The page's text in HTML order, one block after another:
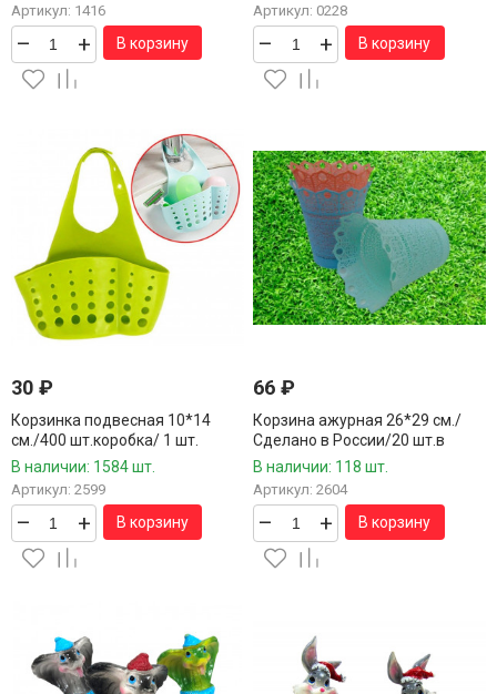
Артикул: 1416
– + В корзину
Артикул: 0228
– + В корзину
30 ₽
Корзинка подвесная 10*14
см./400 шт.коробка/ 1 шт.
В наличии: 1584 шт.
Артикул: 2599
– + В корзину
66₽
Корзина ажурная 26*29 см./
Сделано в России/20 шт.в
упаковке/ 1 шт.
В наличии: 118 шт.
Артикул: 2604
– + В корзину